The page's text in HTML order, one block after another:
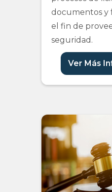
documentos y
el fin de
seguridad.
Ver Más